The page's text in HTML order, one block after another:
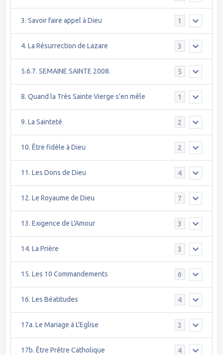
3. Savoir faire appel à Dieu 1
4. La Résurrection de Lazare 3
5.6.7. SEMAINE SAINTE 2008. 5
8. Quand la Très Sainte Vierge s'en mêle 1
9. La Sainteté 2
10. Être fidèle à Dieu 2
11. Les Dons de Dieu 4
12. Le Royaume de Dieu 7
13. Exigence de L'Amour 3
14. La Prière 3
15. Les 10 Commandements 6
16. Les Béatitudes 4
17a. Le Mariage à L'Eglise 2
17b. Être Prêtre Catholique 4